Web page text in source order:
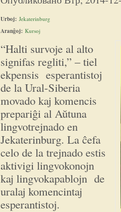
Urboj: Jekaterinburg
Aranĝoj: Kursoj
“Halti survoje al alto
signifas regliti,” – tiel
ekpensis esperantistoj
de la Ural-Siberia
movado kaj komencis
prepariĝi al Aŭtuna
lingvotrejnado en
Jekaterinburg. La ĉefa
celo de la trejnado estis
aktivigi lingvokonojn
kaj lingvokapablojn de
uralaj komencintaj
esperantistoj.